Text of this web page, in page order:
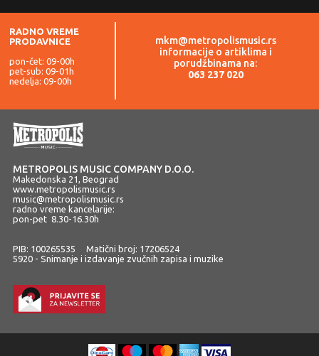
RADNO VREME
PRODAVNICE
pon-čet: 09-00h
pet-sub: 09-01h
nedelja: 09-00h
mkm@metropolismusic.rs
informacije o artiklima i
porudžbinama na:
063 237 020
METROPOLIS MUSIC COMPANY D.O.O.
Makedonska 21, Beograd
www.metropolismusic.rs
music@metropolismusic.rs
radno vreme kancelarije:
pon-pet 8.30-16.30h
PIB: 100265535 Matični broj: 17206524
5920 - Snimanje i izdavanje zvučnih zapisa i muzike